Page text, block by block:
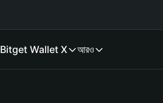
Bitget Wallet X আরও